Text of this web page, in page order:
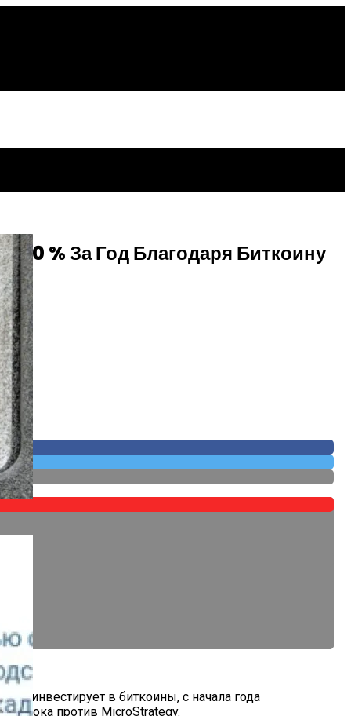
% За Год Благодаря Биткоину
инвестирует в биткоины, с начала года
игрока против MicroStrategy.